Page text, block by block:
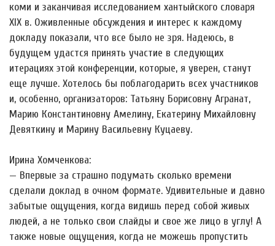
коми и заканчивая исследованием хантыйского словаря
XIX в. Оживленные обсуждения и интерес к каждому
докладу показали, что все было не зря. Надеюсь, в
будущем удастся принять участие в следующих
итерациях этой конференции, которые, я уверен, станут
еще лучше. Хотелось бы поблагодарить всех участников
и, особенно, организаторов: Татьяну Борисовну Агранат,
Марию Константиновну Амелину, Екатерину Михайловну
Девяткину и Марину Васильевну Куцаеву.
Ирина Хомченкова:
— Впервые за страшно подумать сколько времени
сделали доклад в очном формате. Удивительные и давно
забытые ощущения, когда видишь перед собой живых
людей, а не только свои слайды и свое же лицо в углу! А
также новые ощущения, когда не можешь пропустить